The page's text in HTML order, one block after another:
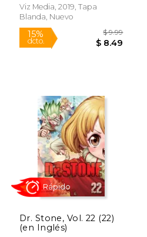
Viz Media, 2019, Tapa
Blanda, Nuevo
15%
dcto.
Dr. Stone, Vol. 22 (22)
(en Inglés)